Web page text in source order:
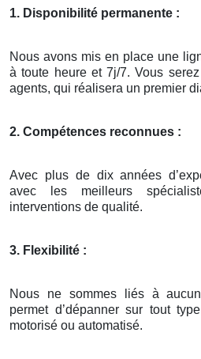
1. Disponibilité permanente :
Nous avons mis en place une
à toute heure et 7j/7. Vous
agents, qui réalisera un premier
2. Compétences reconnues :
Avec plus de dix années
avec les meilleurs
interventions de qualité.
3. Flexibilité :
Nous ne sommes liés à
permet d’dépanner sur tout
motorisé ou automatisé.